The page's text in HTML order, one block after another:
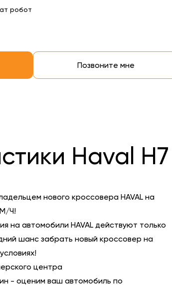
робот
Позвоните мне
Haval H7
нового кроссовера HAVAL на
Ч!
на автомобили HAVAL действуют только
шанс забрать новый кроссовер на
центра
- оценим ваш автомобиль по